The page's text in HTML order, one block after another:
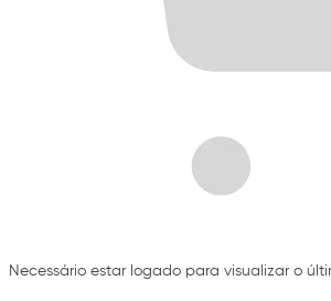
Necessário estar logado para visualizar o